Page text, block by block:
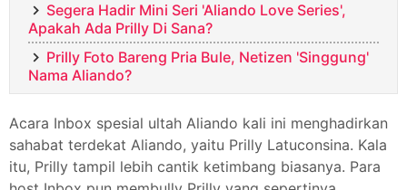
Segera Hadir Mini Seri 'Aliando Love Series',
Apakah Ada Prilly Di Sana?
Prilly Foto Bareng Pria Bule, Netizen 'Singgung'
Nama Aliando?
Acara Inbox spesial ultah Aliando kali ini menghadirkan
sahabat terdekat Aliando, yaitu Prilly Latuconsina. Kala
itu, Prilly tampil lebih cantik ketimbang biasanya. Para